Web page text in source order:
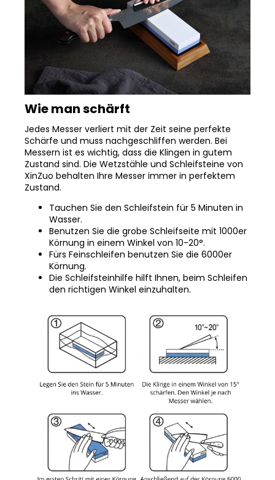
Wie man schärft
Jedes Messer verliert mit der Zeit seine perfekte
Schärfe und muss nachgeschliffen werden. Bei
Messern ist es wichtig, dass die Klingen in gutem
Zustand sind. Die Wetzstähle und Schleifsteine von
XinZuo behalten Ihre Messer immer in perfektem
Zustand.
Tauchen Sie den Schleifstein für 5 Minuten in
Wasser.
Benutzen Sie die grobe Schleifseite mit 1000er
Körnung in einem Winkel von 10-20°.
Fürs Feinschleifen benutzen Sie die 6000er
Körnung.
Die Schleifsteinhilfe hilft Ihnen, beim Schleifen
den richtigen Winkel einzuhalten.